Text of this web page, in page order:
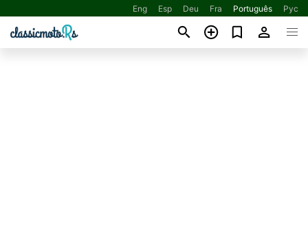
Eng Esp Deu Fra Português Рус